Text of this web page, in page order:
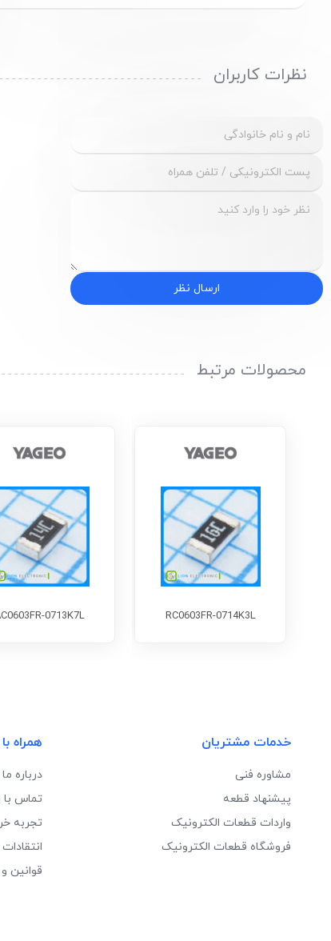
نظرات کاربران
ارسال نظر
محصولات مرتبط
RC0603FR-0714K3L
0713K7L
خدمات مشتریان
مشاوره فنی
پیشنهاد قطعه
واردات قطعات الکترونیک
فروشگاه قطعات الکترونیک
همراه
درباره ما
تماس با
تجربه
قوانین